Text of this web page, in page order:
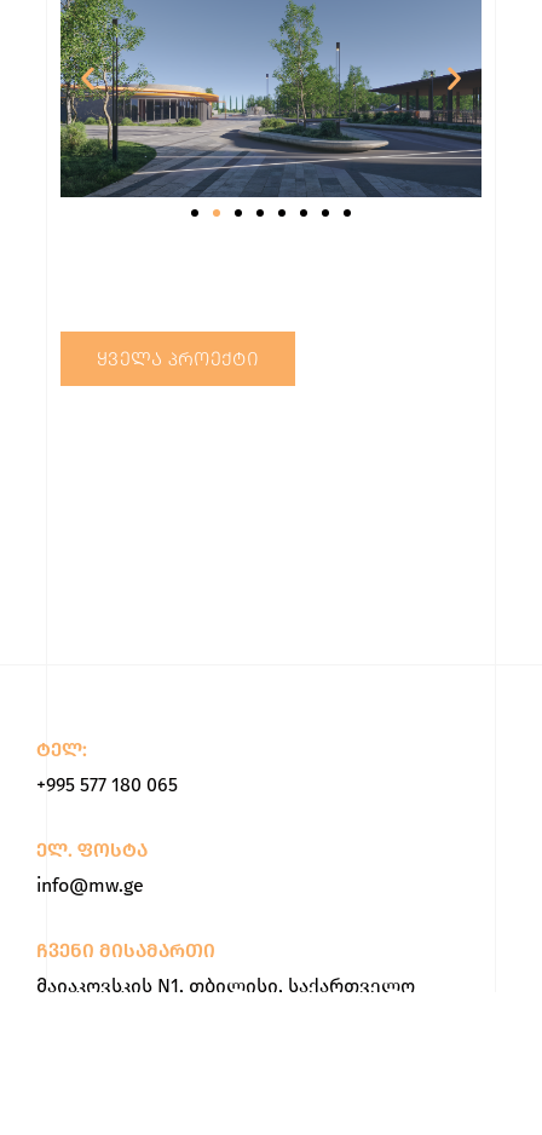
ᲧᲕᲔᲚᲐ ᲞᲠᲝᲔᲥᲢᲘ
ტელ:
+995 577 180 065
ელ. ფოსტა
info@mw.ge
ჩვენი მისამართი
მაიაკოვსკის N1, თბილისი, საქართველო